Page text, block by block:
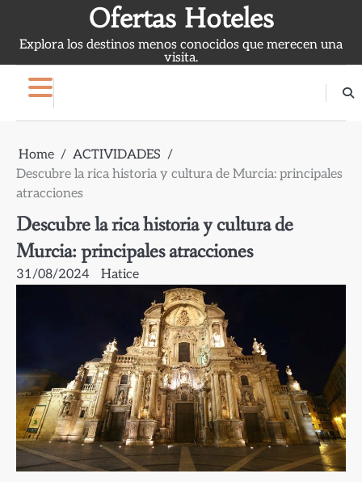
content
Ofertas Hoteles
Explora los destinos menos conocidos que merecen una
visita.
Home
ACTIVIDADES
Descubre la rica historia y cultura de Murcia: principales
atracciones
Descubre la rica historia y cultura de
Murcia: principales atracciones
31/08/2024 Hatice